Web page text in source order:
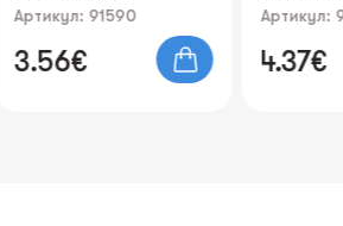
FOROFIS (метал. сетка,
черная)
Артикул: 91334
4.37€